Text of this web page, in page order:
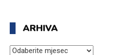
ARHIVA
ARHIVA